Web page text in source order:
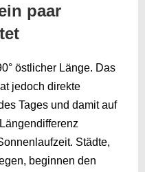
paar
östlicher Länge. Das
jedoch direkte
Tages und damit auf
Städte,
beginnen den